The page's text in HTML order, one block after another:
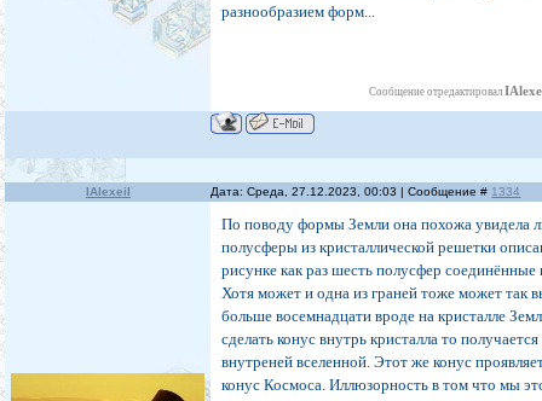
разнообразием форм...
Сообщение отредактировал
IAlexeiI Дата: Среда, 27.12.2023, 00:03 | Сообщение # 1334
По поводу формы Земли она похожа увидела
полусферы из кристаллической решетки
рисунке как раз шесть полусфер
Хотя может и одна из граней тоже может так
больше восемнадцати вроде на кристалле
сделать конус внутрь кристалла то
внутреней вселенной. Этот же конус
конус Космоса. Иллюзорность в том что мы